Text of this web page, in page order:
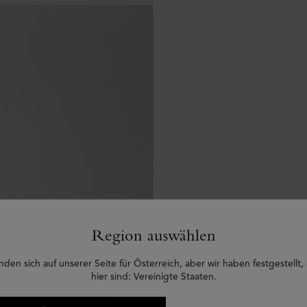
Region auswählen
sich auf unserer Seite für Österreich, aber wir haben festgestellt,
hier sind: Vereinigte Staaten.